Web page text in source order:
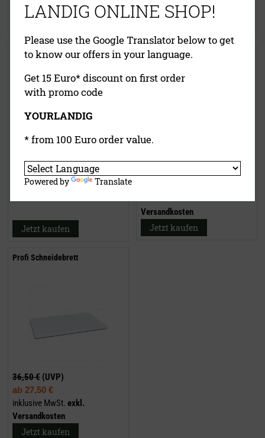
Versandkosten
Landig Buch Wildveredelung
24,90 €
inklusive MwSt.exkl.
Jetzt kaufen
Magnetleiste für Messer
Versandkosten
Jetzt kaufen
Profi Schneidebrett
36,50 € (UVP)
ab 27,50 €
inklusive MwSt. exkl.
Versandkosten
Jetzt kaufen
LANDIG ONLINE SHOP!
Please use the Google Translator below to get
to know our offers in your language.
Get 15 Euro* discount on first order
with promo code
YOURLANDIG
* from 100 Euro order value.
Powered by Translate